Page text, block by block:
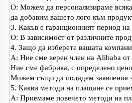
О: Можем да персонализираме
да добавим вашето лого към
3. Какъв е гаранционният период на
О: В зависимост от различните
4. Защо да изберете вашата
A: Ние сме верен член на Alibaba от
Ние сме фабрика, с определено
Можем също да подадем заявления
5. Какви методи на плащане се
A: Приемаме повечето методи на